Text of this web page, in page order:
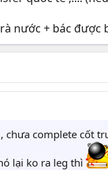
nước + bác
chưa complete cốt
lại ko ra leg thì